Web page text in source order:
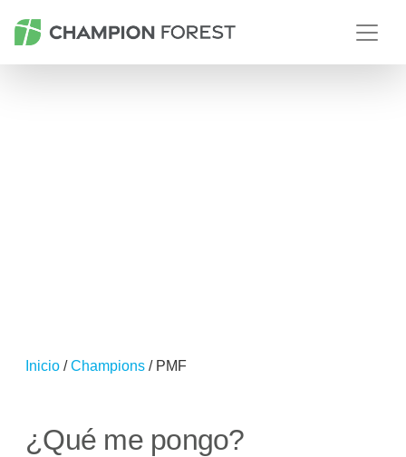
Inicio /Champions / PMF
¿Qué me pongo?